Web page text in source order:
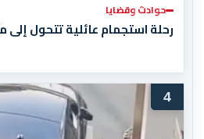
حوادث وقضايا
رحلة استجمام عائلية تتحول إلى
4